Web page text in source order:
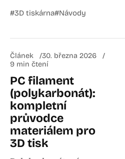
#3D tiskárna#Návody
Článek
30. března 2026
9 min čtení
PC filament
(polykarbonát):
kompletní
průvodce
materiálem pro
3D tisk